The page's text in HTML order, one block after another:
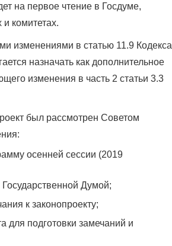
на первое чтение в Госдуме,
комитетах.
изменениями в статью 11.9 Кодекса
назначать как дополнительное
изменения в часть 2 статьи 3.3
был рассмотрен Советом
осенней сессии (2019
Государственной Думой;
к законопроекту;
для подготовки замечаний и